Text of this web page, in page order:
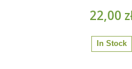
22,00
In Stock